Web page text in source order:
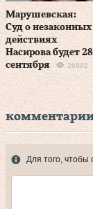
Марушевская:
Суд о незаконных
действиях
Насирова будет 28
сентября
26992
Для того,